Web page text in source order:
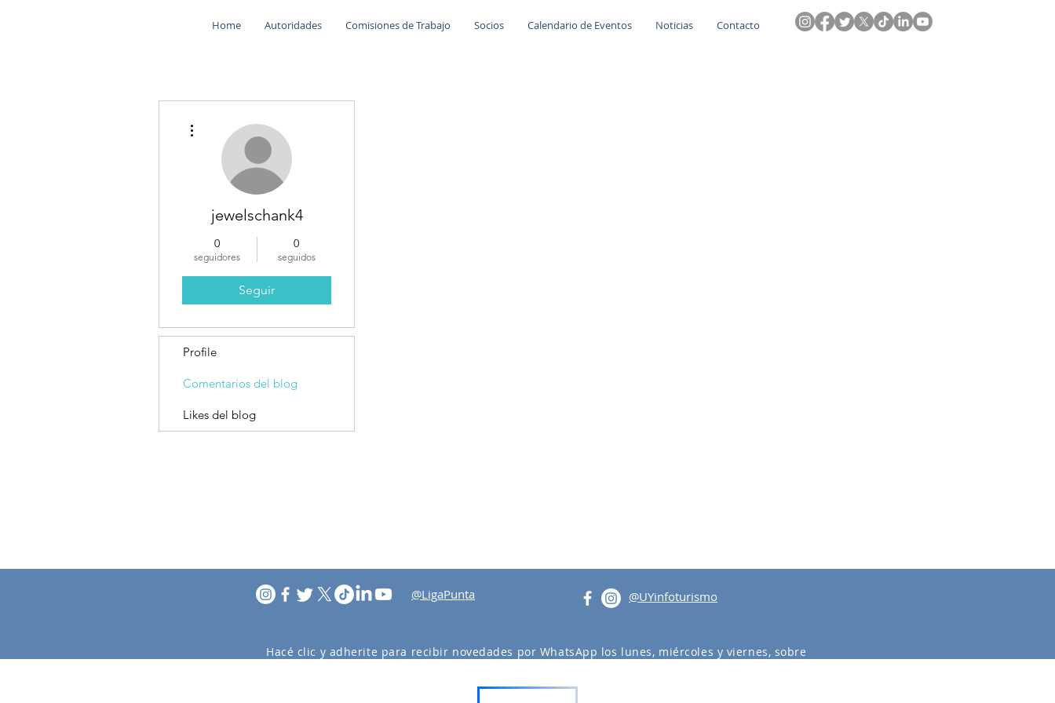
Home Autoridades Comisiones de Trabajo Socios Calendario de Eventos Noticias Contacto
jewelschank4
0
seguidores
0
seguidos
Seguir
Profile
Comentarios del blog
Likes del blog
@LigaPunta @UYinfoturismo
Hacé clic y adherite para recibir novedades por WhatsApp los lunes, miércoles y viernes, sobre